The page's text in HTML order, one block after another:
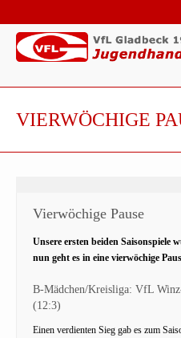
VIERWÖCHIGE
Vierwöchige Pause
Unsere ersten beiden Saisonspiele
nun geht es in eine vierwöchige
B-Mädchen/Kreisliga: VfL
(12:3)
Einen verdienten Sieg gab es zum